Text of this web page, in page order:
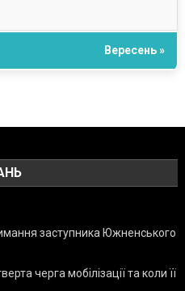
Вересень »
заступника Южненського
черга мобілізації та коли її